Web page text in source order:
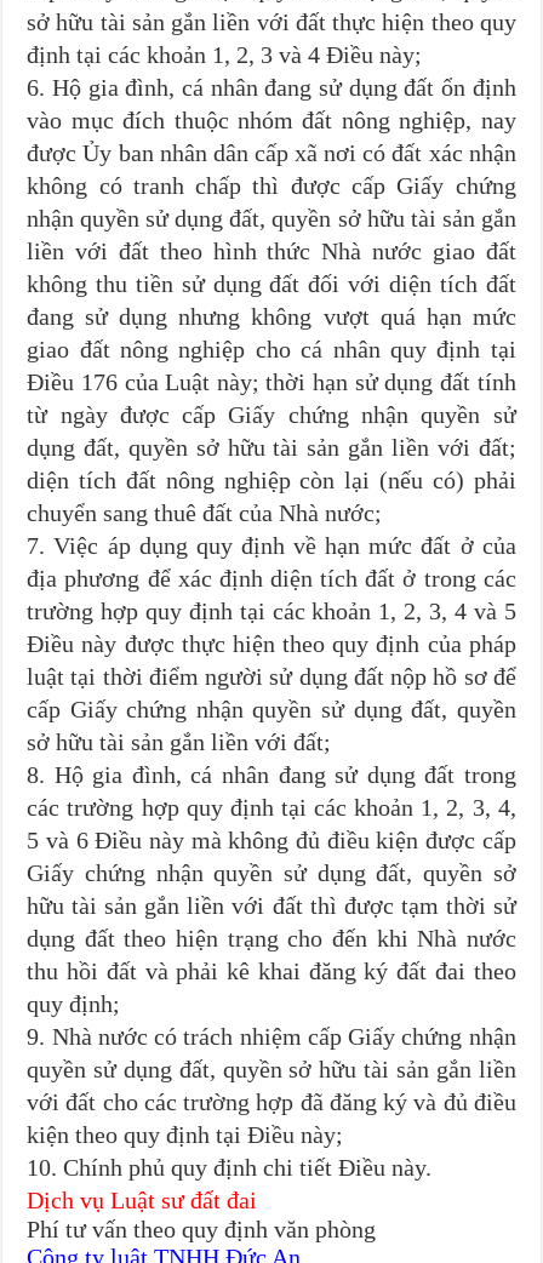
sở hữu tài sản gắn liền với đất thực hiện theo quy
định tại các khoản 1, 2, 3 và 4 Điều này;
6. Hộ gia đình, cá nhân đang sử dụng đất ổn định
vào mục đích thuộc nhóm đất nông nghiệp, nay
được Ủy ban nhân dân cấp xã nơi có đất xác nhận
không có tranh chấp thì được cấp Giấy chứng
nhận quyền sử dụng đất, quyền sở hữu tài sản gắn
liền với đất theo hình thức Nhà nước giao đất
không thu tiền sử dụng đất đối với diện tích đất
đang sử dụng nhưng không vượt quá hạn mức
giao đất nông nghiệp cho cá nhân quy định tại
Điều 176 của Luật này; thời hạn sử dụng đất tính
từ ngày được cấp Giấy chứng nhận quyền sử
dụng đất, quyền sở hữu tài sản gắn liền với đất;
diện tích đất nông nghiệp còn lại (nếu có) phải
chuyển sang thuê đất của Nhà nước;
7. Việc áp dụng quy định về hạn mức đất ở của
địa phương để xác định diện tích đất ở trong các
trường hợp quy định tại các khoản 1, 2, 3, 4 và 5
Điều này được thực hiện theo quy định của pháp
luật tại thời điểm người sử dụng đất nộp hồ sơ để
cấp Giấy chứng nhận quyền sử dụng đất, quyền
sở hữu tài sản gắn liền với đất;
8. Hộ gia đình, cá nhân đang sử dụng đất trong
các trường hợp quy định tại các khoản 1, 2, 3, 4,
5 và 6 Điều này mà không đủ điều kiện được cấp
Giấy chứng nhận quyền sử dụng đất, quyền sở
hữu tài sản gắn liền với đất thì được tạm thời sử
dụng đất theo hiện trạng cho đến khi Nhà nước
thu hồi đất và phải kê khai đăng ký đất đai theo
quy định;
9. Nhà nước có trách nhiệm cấp Giấy chứng nhận
quyền sử dụng đất, quyền sở hữu tài sản gắn liền
với đất cho các trường hợp đã đăng ký và đủ điều
kiện theo quy định tại Điều này;
10. Chính phủ quy định chi tiết Điều này.
Dịch vụ Luật sư đất đai
Phí tư vấn theo quy định văn phòng
Công ty luật TNHH Đức An